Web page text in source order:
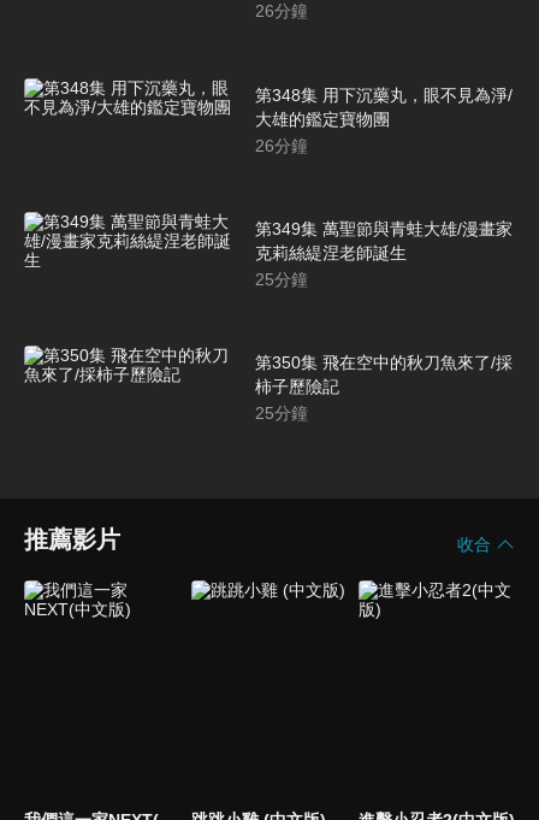
26分鐘
第348集 用下沉藥丸，眼不見為淨/
大雄的鑑定寶物團
26分鐘
第349集 萬聖節與青蛙大雄/漫畫家
克莉絲緹涅老師誕生
25分鐘
第350集 飛在空中的秋刀魚來了/採
柿子歷險記
25分鐘
推薦影片 收合